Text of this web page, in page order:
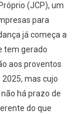
(JCP), um
para
já começa a
tem gerado
aos proventos
mas cujo
há prazo de
do que